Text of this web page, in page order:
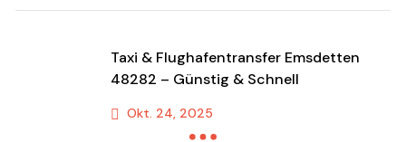
Taxi & Flughafentransfer Emsdetten
48282 – Günstig & Schnell
Okt. 24, 2025